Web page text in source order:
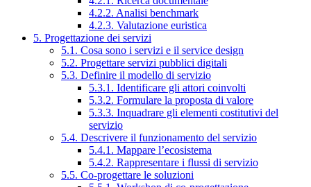
4.2.2. Analisi benchmark
4.2.3. Valutazione euristica
5. Progettazione dei servizi
5.1. Cosa sono i servizi e il service design
5.2. Progettare servizi pubblici digitali
5.3. Definire il modello di servizio
5.3.1. Identificare gli attori coinvolti
5.3.2. Formulare la proposta di valore
5.3.3. Inquadrare gli elementi costitutivi del
servizio
5.4. Descrivere il funzionamento del servizio
5.4.1. Mappare l’ecosistema
5.4.2. Rappresentare i flussi di servizio
5.5. Co-progettare le soluzioni